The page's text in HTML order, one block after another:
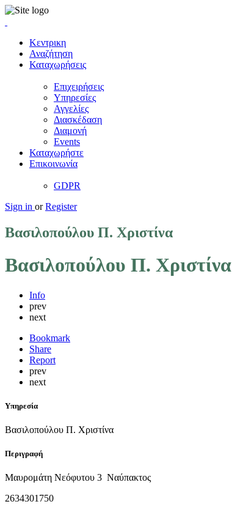
Κεντρικη
Αναζήτηση
Καταχωρήσεις
Επιχειρήσεις
Υπηρεσίες
Αγγελίες
Διασκέδαση
Διαμονή
Events
Καταχωρήστε
Επικοινωνία
GDPR
Sign in or Register
Βασιλοπούλου Π. Χριστίνα
Βασιλοπούλου Π. Χριστίνα
Info
prev
next
Bookmark
Share
Report
prev
next
Υπηρεσία
Βασιλοπούλου Π. Χριστίνα
Περιγραφή
Μαυρομάτη Νεόφυτου 3 Ναύπακτος
2634301750